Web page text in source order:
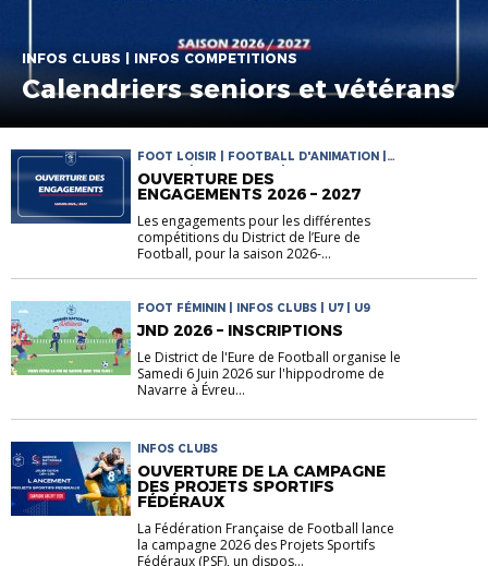
INFOS CLUBS | INFOS COMPETITIONS
Calendriers seniors et vétérans
FOOT LOISIR | FOOTBALL D'ANIMATION |
FUTSAL | INFOS CLUBS | INFOS
COMPETITIONS
OUVERTURE DES
ENGAGEMENTS 2026 – 2027
Les engagements pour les différentes
compétitions du District de l’Eure de
Football, pour la saison 2026-...
FOOT FÉMININ | INFOS CLUBS | U7 | U9
JND 2026 – INSCRIPTIONS
Le District de l'Eure de Football organise le
Samedi 6 Juin 2026 sur l'hippodrome de
Navarre à Évreu...
INFOS CLUBS
OUVERTURE DE LA CAMPAGNE
DES PROJETS SPORTIFS
FÉDÉRAUX
La Fédération Française de Football lance
la campagne 2026 des Projets Sportifs
Fédéraux (PSF), un dispos...